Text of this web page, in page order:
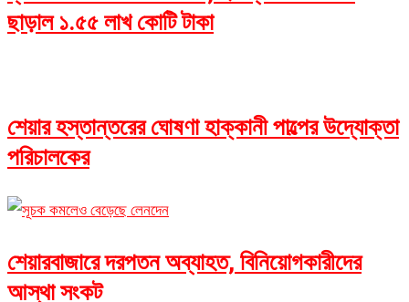
ছাড়াল ১.৫৫ লাখ কোটি টাকা
শেয়ার হস্তান্তরের ঘোষণা হাক্কানী পাল্পের উদ্যোক্তা
পরিচালকের
শেয়ারবাজারে দরপতন অব্যাহত, বিনিয়োগকারীদের
আস্থা সংকট